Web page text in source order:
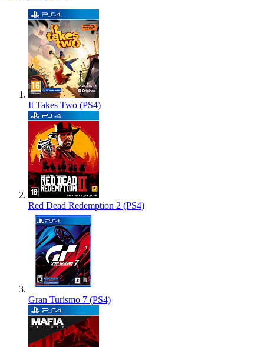
It Takes Two (PS4)
Red Dead Redemption 2 (PS4)
Gran Turismo 7 (PS4)